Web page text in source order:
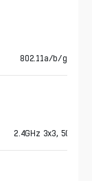
802.11a/b/g/n/ac
2.4GHz 3x3, 5GHz